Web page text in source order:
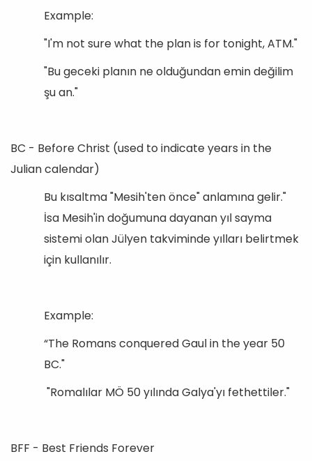
Example:
"I'm not sure what the plan is for tonight, ATM."
"Bu geceki planın ne olduğundan emin değilim
şu an."
BC - Before Christ (used to indicate years in the
Julian calendar)
Bu kısaltma "Mesih'ten önce" anlamına gelir."
İsa Mesih'in doğumuna dayanan yıl sayma
sistemi olan Jülyen takviminde yılları belirtmek
için kullanılır.
Example:
“The Romans conquered Gaul in the year 50
BC."
"Romalılar MÖ 50 yılında Galya'yı fethettiler."
BFF - Best Friends Forever